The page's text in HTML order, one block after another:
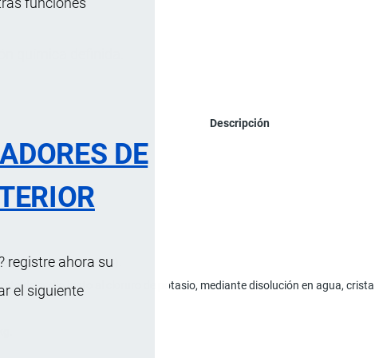
DE
registre ahora su
el siguiente
Descripción
e higroscópicos.
10% m / v a 25 °C).
de sodio junto al cloruro de potasio, mediante disolución en agua,